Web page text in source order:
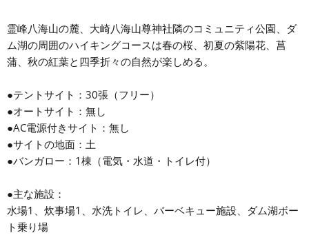
霊峰八海山の麓、大崎八海山尊神社隣のコミュニティ公園、ダ
ム湖の周囲のハイキングコースは春の桜、初夏の紫陽花、菖
蒲、秋の紅葉と四季折々の自然が楽しめる。
●テントサイト：30張（フリー）
●オートサイト：無し
●AC電源付きサイト：無し
●サイトの地面：土
●バンガロー：1棟（電気・水道・トイレ付）
●主な施設：
水場1、炊事場1、水洗トイレ、バーベキュー施設、ダム湖ボー
ト乗り場